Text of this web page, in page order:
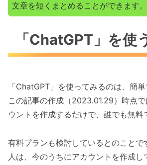
文章を短くまとめることができます。
「ChatGPT」を使
「ChatGPT」を使ってみるのは、簡
この記事の作成（2023.01.29）時点
ウントを作成するだけで、誰でも無料
有料プランも検討しているとのことで
人は、今のうちにアカウントを作成し